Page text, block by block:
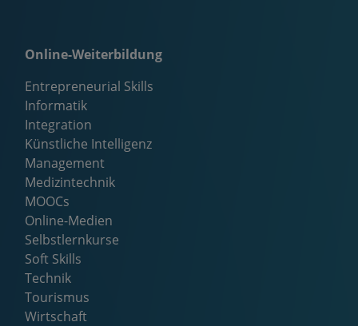
Online-Weiterbildung
Entrepreneurial Skills
Informatik
Integration
Künstliche Intelligenz
Management
Medizintechnik
MOOCs
Online-Medien
Selbstlernkurse
Soft Skills
Technik
Tourismus
Wirtschaft